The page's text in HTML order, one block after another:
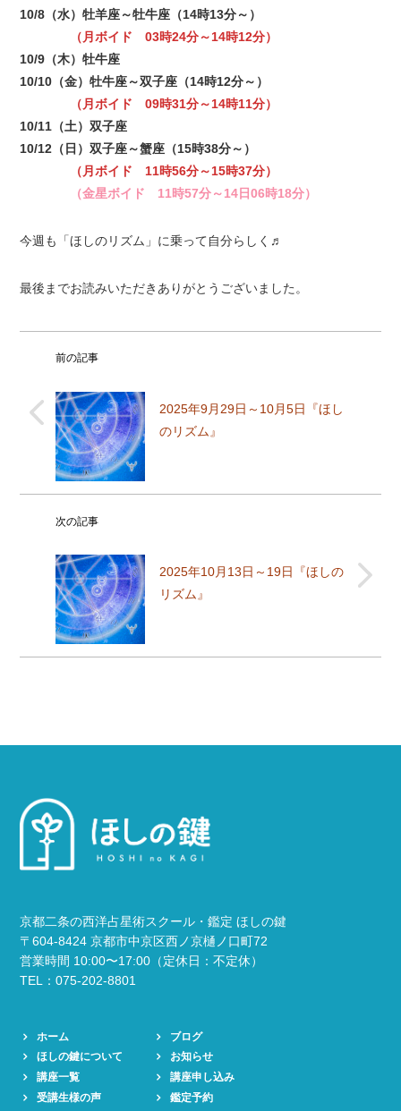
10/8（水）牡羊座～牡牛座（14時13分～）
（月ボイド 03時24分～14時12分）
10/9（木）牡牛座
10/10（金）牡牛座～双子座（14時12分～）
（月ボイド 09時31分～14時11分）
10/11（土）双子座
10/12（日）双子座～蟹座（15時38分～）
（月ボイド 11時56分～15時37分）
（金星ボイド 11時57分～14日06時18分）
今週も「ほしのリズム」に乗って自分らしく♬
最後までお読みいただきありがとうございました。
前の記事
2025年9月29日～10月5日『ほし
のリズム』
次の記事
2025年10月13日～19日『ほしの
リズム』
京都二条の西洋占星術スクール・鑑定 ほしの鍵
〒604-8424 京都市中京区西ノ京樋ノ口町72
営業時間 10:00〜17:00（定休日：不定休）
TEL：075-202-8801
ホーム
ほしの鍵について
講座一覧
受講生様の声
ブログ
お知らせ
講座申し込み
鑑定予約